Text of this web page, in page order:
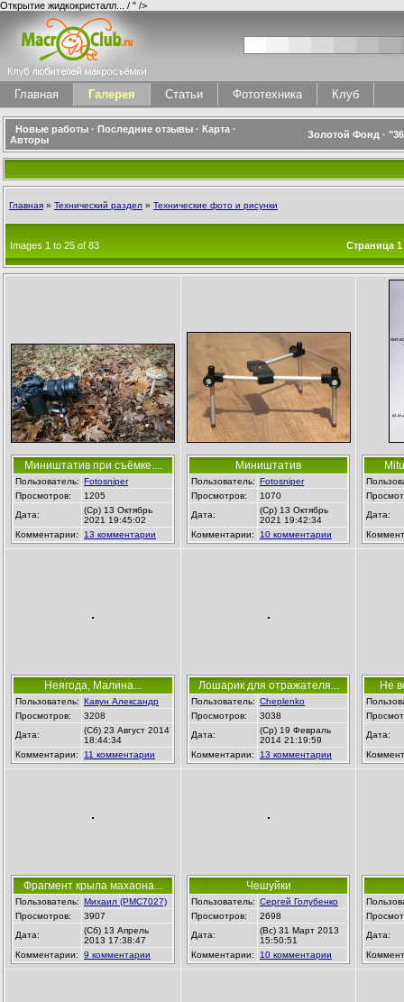
Открытие жидкокристалл... / " />
Главная Галерея Статьи Фототехника Клуб
Новые работы · Последние отзывы · Карта ·
Авторы
Золотой Фонд ·
Главная » Технический раздел » Технические фото и рисунки
Images 1 to 25 of 83 Страница 1
Миништатив при съёмке....
Пользователь: Fotosniper
Просмотров:
1205
Дата:
(Ср) 13 Октябрь
2021 19:45:02
Комментарии:
13 комментарии
Миништатив
Пользователь: Fotosniper
Просмотров:
1070
Дата:
(Ср) 13 Октябрь
2021 19:42:34
Комментарии:
10 комментарии
Дата:
Неягода, Малина...
Пользователь: Кавун Александр
Просмотров:
3208
Дата:
(Сб) 23 Август 2014
18:44:34
Комментарии:
11 комментарии
Лошарик для отражателя...
Пользователь: Cheplenko
Просмотров:
3038
Дата:
(Ср) 19 Февраль
2014 21:19:59
Комментарии:
13 комментарии
Не
Дата:
Фрагмент крыла махаона...
Пользователь: Михаил (РМС7027)
Просмотров:
3907
Дата:
(Сб) 13 Апрель
2013 17:38:47
Комментарии:
9 комментарии
Чешуйки
Пользователь: Сергей Голубенко
Просмотров:
2698
Дата:
(Вс) 31 Март 2013
15:50:51
Комментарии:
10 комментарии
Дата: